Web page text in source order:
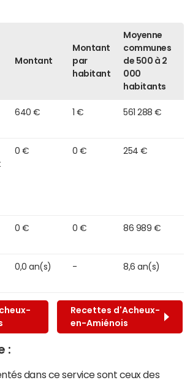
Montant
Montant
par
habitant
Moyenne
communes
de 500 à 2
000
habitants
640 € 1 € 561 288 €
0 € 0 € 254 €
0 € 0 € 86 989 €
0,0 an(s) - 8,6 an(s)
Recettes d'Acheux-
en-Amiénois
:
dans ce service sont ceux des